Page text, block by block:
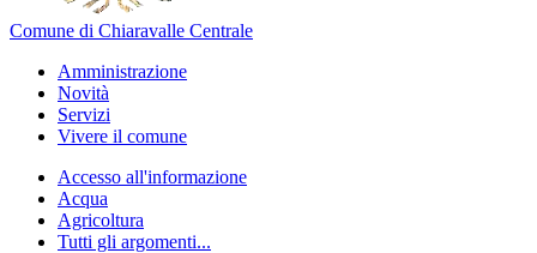
Comune di Chiaravalle Centrale
Amministrazione
Novità
Servizi
Vivere il comune
Accesso all'informazione
Acqua
Agricoltura
Tutti gli argomenti...